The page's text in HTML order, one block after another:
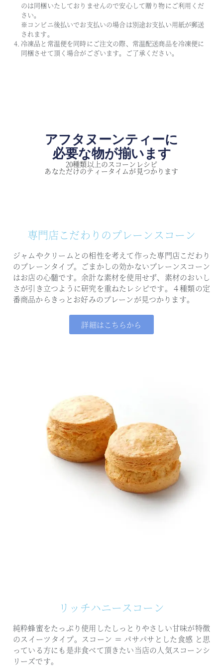
のは同梱いたしておりませんので安心して贈り物にご利用くだ
さい。
※コンビニ後払いでお支払いの場合は別途お支払い用紙が郵送
されます。
冷凍品と常温便を同時にご注文の際、常温配送商品を冷凍便に
同梱させて頂く場合がございます。ご了承ください。
アフタヌーンティーに
必要な物が揃います
20種類以上のスコーンレシピ
あなただけのティータイムが見つかります
専門店こだわりのプレーンスコーン
ジャムやクリームとの相性を考えて作った専門店こだわり
のプレーンタイプ。
ごまかしの効かないプレーンスコーン
はお店の心髄です。 余計な素材を使用せず、素材のおいし
さが引き立つように研究を重ねたレシピです。
４種類の定
番商品からきっとお好みのプレーンが見つかります。
詳細はこちらから
リッチハニースコーン
純粋蜂蜜をたっぷり使用した しっとりやさしい甘味が特徴
のスイーツタイプ。
スコーン ＝ パサパサとした食感 と思
っている方にも是非食べて頂きたい当店の人気スコーンシ
リーズです。